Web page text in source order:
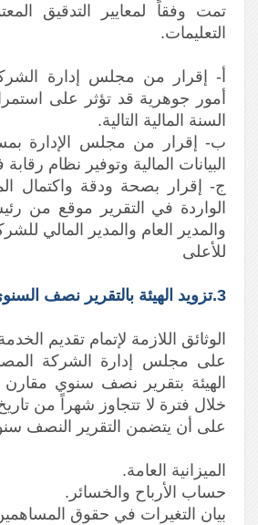
تمت وفقاً لمعايير التدقيق
التعليمات.
أ- إقرار من مجلس إدارة
أمور جوهرية قد تؤثر على
السنة المالية التالية.
ب- إقرار من مجلس الإدارة
البيانات المالية وتوفير نظام
ج- إقرار بصحة ودقة واكتمال
الواردة في التقرير موقع من
والمدير العام والمدير المالي
للأعلى
3.تزويد الهيئة بالتقرير نصف السنوي
الوثائق اللازمة لإتمام تقديم
على مجلس إدارة الشركة
الهيئة بتقرير نصف سنوي مقارن
خلال فترة لا تتجاوز شهراً من تاريخ
على أن يتضمن التقرير النصف
الميزانية العامة.
حساب الأرباح والخسائر.
بيان التغيرات في حقوق